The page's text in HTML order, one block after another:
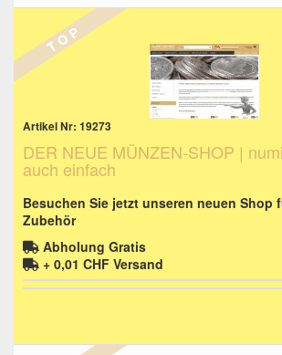
T O P
Artikel Nr: 19273
DER NEUE MÜNZEN-SHOP |
auch einfach
Besuchen Sie jetzt unseren neuen Shop
Zubehör
Abholung Gratis
+ 0,01 CHF Versand